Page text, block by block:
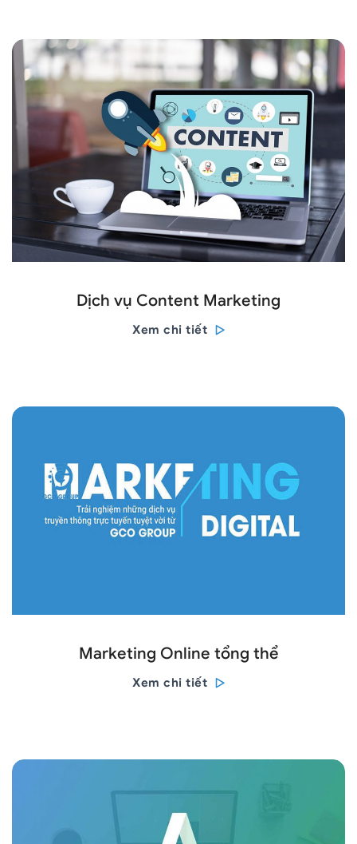
Dịch vụ Content Marketing
Xem chi tiết
Marketing Online tổng thể
Xem chi tiết